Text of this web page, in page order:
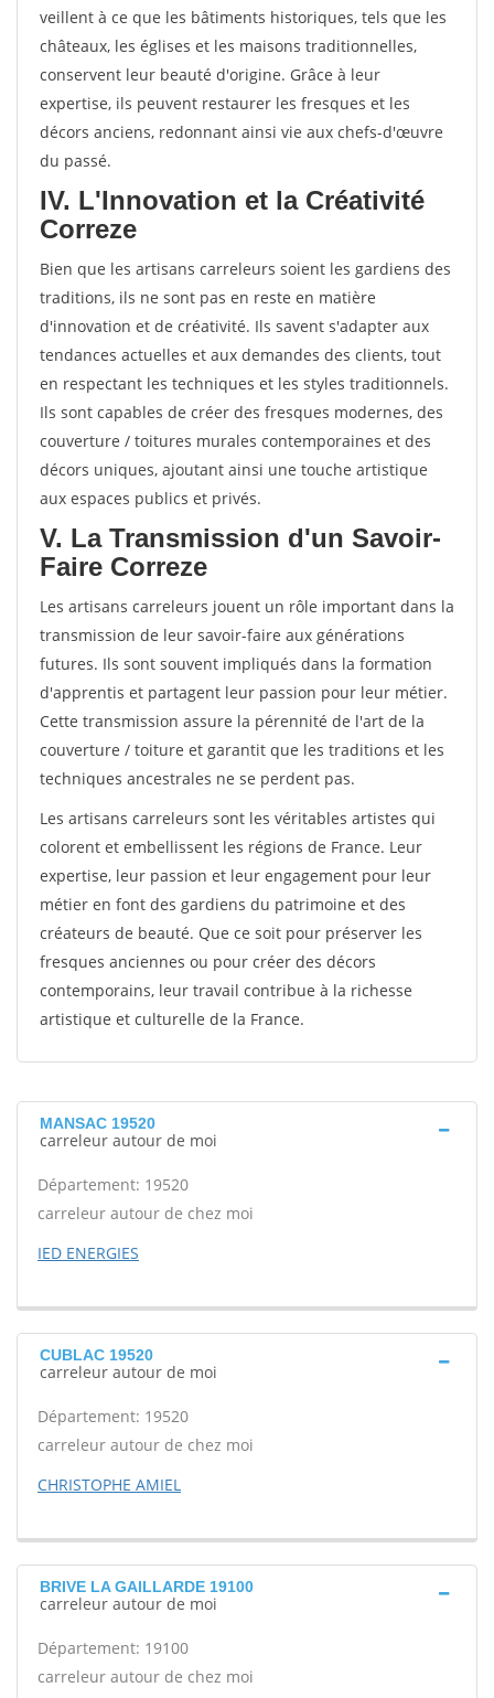
veillent à ce que les bâtiments historiques, tels que les
châteaux, les églises et les maisons traditionnelles,
conservent leur beauté d'origine. Grâce à leur
expertise, ils peuvent restaurer les fresques et les
décors anciens, redonnant ainsi vie aux chefs-d'œuvre
du passé.
IV. L'Innovation et la Créativité
Correze
Bien que les artisans carreleurs soient les gardiens des
traditions, ils ne sont pas en reste en matière
d'innovation et de créativité. Ils savent s'adapter aux
tendances actuelles et aux demandes des clients, tout
en respectant les techniques et les styles traditionnels.
Ils sont capables de créer des fresques modernes, des
couverture / toitures murales contemporaines et des
décors uniques, ajoutant ainsi une touche artistique
aux espaces publics et privés.
V. La Transmission d'un Savoir-
Faire Correze
Les artisans carreleurs jouent un rôle important dans la
transmission de leur savoir-faire aux générations
futures. Ils sont souvent impliqués dans la formation
d'apprentis et partagent leur passion pour leur métier.
Cette transmission assure la pérennité de l'art de la
couverture / toiture et garantit que les traditions et les
techniques ancestrales ne se perdent pas.
Les artisans carreleurs sont les véritables artistes qui
colorent et embellissent les régions de France. Leur
expertise, leur passion et leur engagement pour leur
métier en font des gardiens du patrimoine et des
créateurs de beauté. Que ce soit pour préserver les
fresques anciennes ou pour créer des décors
contemporains, leur travail contribue à la richesse
artistique et culturelle de la France.
MANSAC 19520
carreleur autour de moi
Département: 19520
carreleur autour de chez moi
IED ENERGIES
CUBLAC 19520
carreleur autour de moi
Département: 19520
carreleur autour de chez moi
CHRISTOPHE AMIEL
BRIVE LA GAILLARDE 19100
carreleur autour de moi
Département: 19100
carreleur autour de chez moi